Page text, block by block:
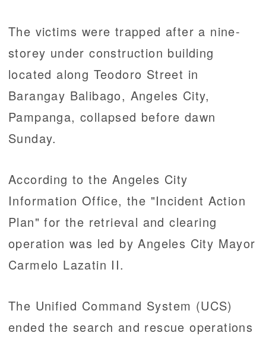
The victims were trapped after a nine-
storey under construction building
located along Teodoro Street in
Barangay Balibago, Angeles City,
Pampanga, collapsed before dawn
Sunday.
According to the Angeles City
Information Office, the "Incident Action
Plan" for the retrieval and clearing
operation was led by Angeles City Mayor
Carmelo Lazatin II.
The Unified Command System (UCS)
ended the search and rescue operations